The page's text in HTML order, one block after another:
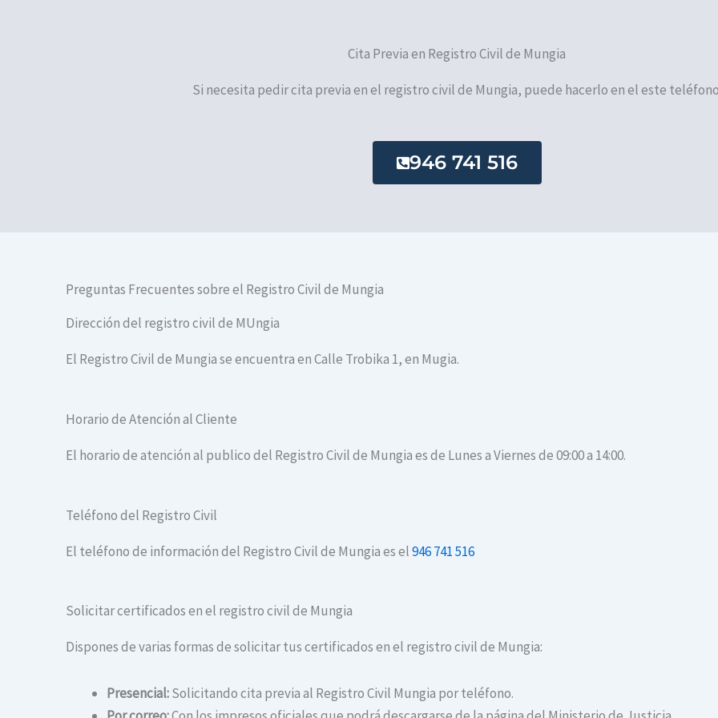
Cita Previa en Registro Civil de Mungia
Si necesita pedir cita previa en el registro civil de Mungia, puede hacerlo en el este
946 741 516
Preguntas Frecuentes sobre el Registro Civil de Mungia
Dirección del registro civil de MUngia
El Registro Civil de Mungia se encuentra en Calle Trobika 1, en Mugia.
Horario de Atención al Cliente
El horario de atención al publico del Registro Civil de Mungia es de Lunes a Viernes de 09:00 a 14:00.
Teléfono del Registro Civil
El teléfono de información del Registro Civil de Mungia es el946 741 516
Solicitar certificados en el registro civil de Mungia
Dispones de varias formas de solicitar tus certificados en el registro civil de Mungia:
Presencial:Solicitando cita previa al Registro Civil Mungia por teléfono.